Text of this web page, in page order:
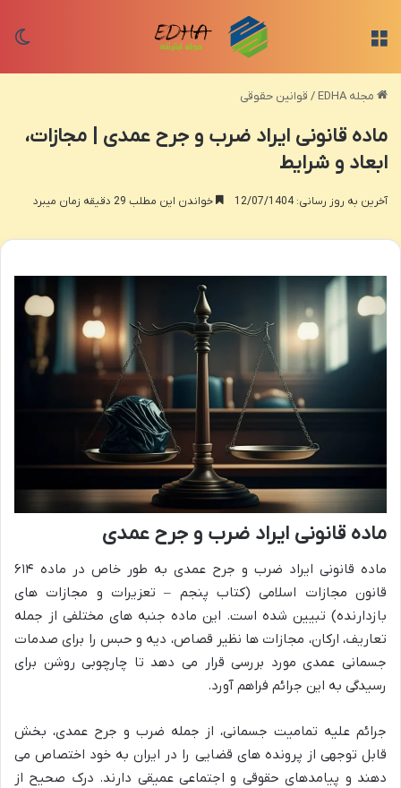
مجله EDHA / قوانین حقوقی
ماده قانونی ایراد ضرب و جرح عمدی | مجازات،
ابعاد و شرایط
آخرین به روز رسانی: 12/07/1404 خواندن این مطلب 29 دقیقه زمان میبرد
ماده قانونی ایراد ضرب و جرح عمدی
ماده قانونی ایراد ضرب و جرح عمدی به طور خاص در ماده ۶۱۴
قانون مجازات اسلامی (کتاب پنجم – تعزیرات و مجازات های
بازدارنده) تبیین شده است. این ماده جنبه های مختلفی از جمله
تعاریف، ارکان، مجازات ها نظیر قصاص، دیه و حبس را برای صدمات
جسمانی عمدی مورد بررسی قرار می دهد تا چارچوبی روشن برای
رسیدگی به این جرائم فراهم آورد.
جرائم علیه تمامیت جسمانی، از جمله ضرب و جرح عمدی، بخش
قابل توجهی از پرونده های قضایی را در ایران به خود اختصاص می
دهند و پیامدهای حقوقی و اجتماعی عمیقی دارند. درک صحیح از